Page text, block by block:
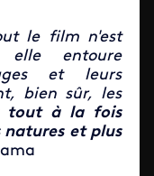
le film n'est
elle entoure
et leurs
bien sûr, les
tout à la fois
natures et plus